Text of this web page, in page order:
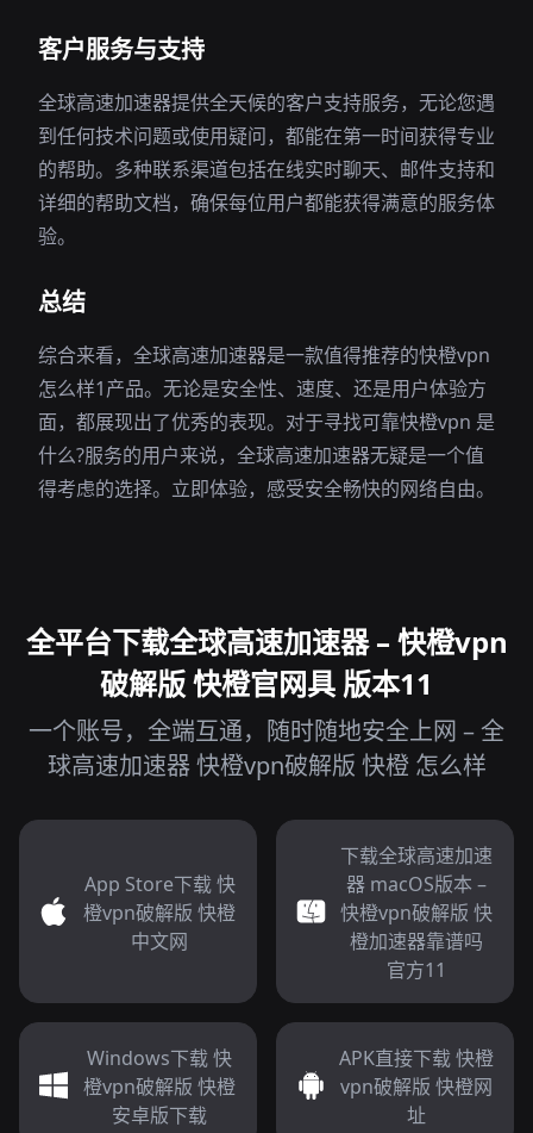
客户服务与支持
全球高速加速器提供全天候的客户支持服务，无论您遇
到任何技术问题或使用疑问，都能在第一时间获得专业
的帮助。多种联系渠道包括在线实时聊天、邮件支持和
详细的帮助文档，确保每位用户都能获得满意的服务体
验。
总结
综合来看，全球高速加速器是一款值得推荐的快橙vpn
怎么样1产品。无论是安全性、速度、还是用户体验方
面，都展现出了优秀的表现。对于寻找可靠快橙vpn 是
什么?服务的用户来说，全球高速加速器无疑是一个值
得考虑的选择。立即体验，感受安全畅快的网络自由。
全平台下载全球高速加速器 – 快橙vpn
破解版 快橙官网具 版本11
一个账号，全端互通，随时随地安全上网 – 全
球高速加速器 快橙vpn破解版 快橙 怎么样
App Store下载 快
橙vpn破解版 快橙
中文网
下载全球高速加速
器 macOS版本 –
快橙vpn破解版 快
橙加速器靠谱吗
官方11
Windows下载 快
橙vpn破解版 快橙
安卓版下载
APK直接下载 快橙
vpn破解版 快橙网
址